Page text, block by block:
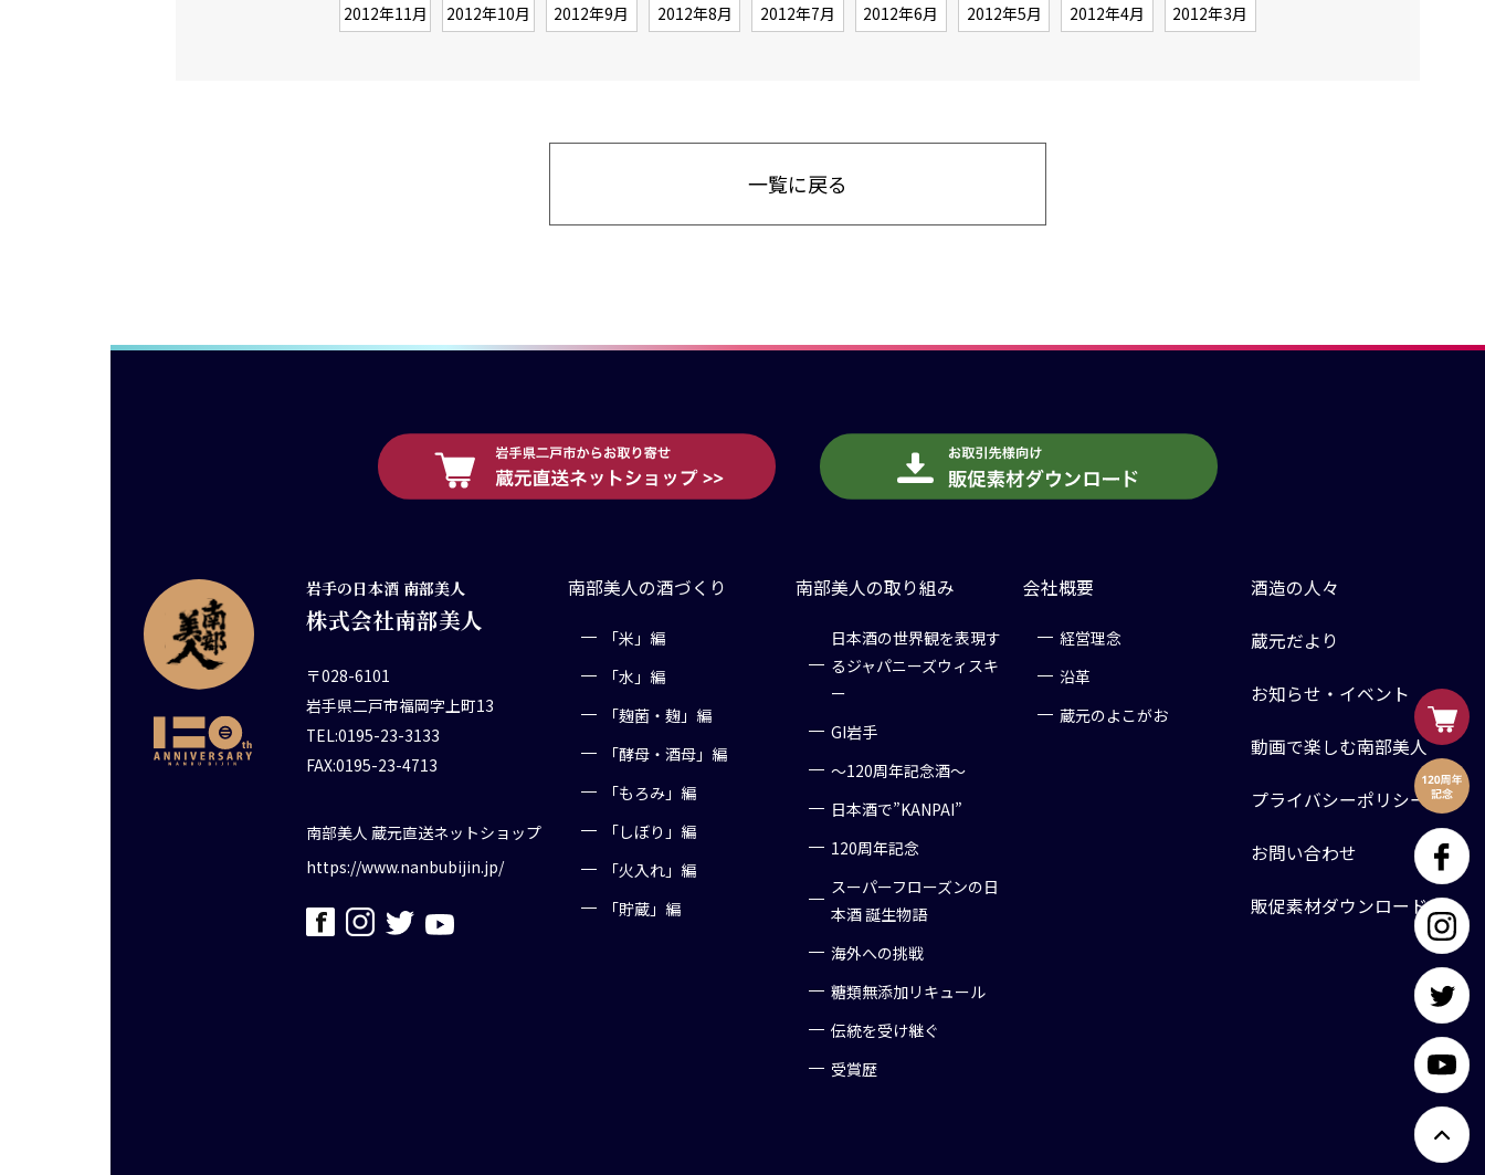
2012年11月 2012年10月 2012年9月 2012年8月 2012年7月 2012年6月 2012年5月 2012年4月 2012年3月
一覧に戻る
岩手の日本酒 南部美人
株式会社南部美人
〒028-6101
岩手県二戸市福岡字上町13
TEL:0195-23-3133
FAX:0195-23-4713
南部美人 蔵元直送ネットショップ
https://www.nanbubijin.jp/
南部美人の酒づくり
「米」編
「水」編
「麹菌・麹」編
「酵母・酒母」編
「もろみ」編
「しぼり」編
「火入れ」編
「貯蔵」編
南部美人の取り組み
日本酒の世界観を表現す
るジャパニーズウィスキ
ー
GI岩手
～120周年記念酒～
日本酒で”KANPAI”
120周年記念
スーパーフローズンの日
本酒 誕生物語
海外への挑戦
糖類無添加リキュール
伝統を受け継ぐ
受賞歴
会社概要
経営理念
沿革
蔵元のよこがお
酒造の人々
蔵元だより
お知らせ・イベント
動画で楽しむ南部美人
プライバシーポリシー
お問い合わせ
販促素材ダウンロード